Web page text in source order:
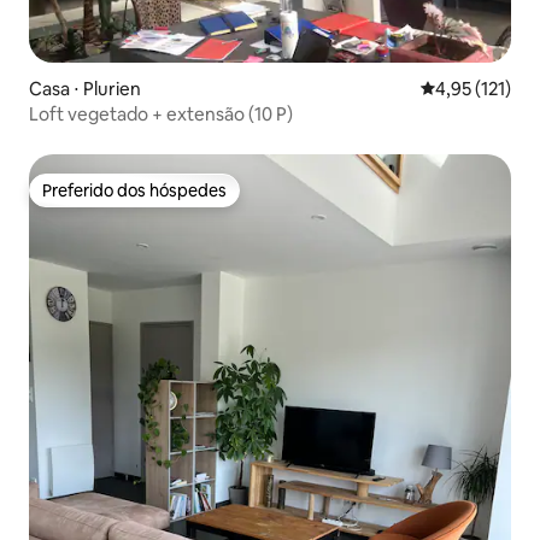
Casa ⋅ Plurien 4,95 de uma
4,95 (121)
Loft vegetado + extensão (10 P)
Preferido dos hóspedes
Preferido dos hóspedes